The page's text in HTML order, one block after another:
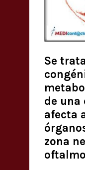
Se
de una
afecta
zona